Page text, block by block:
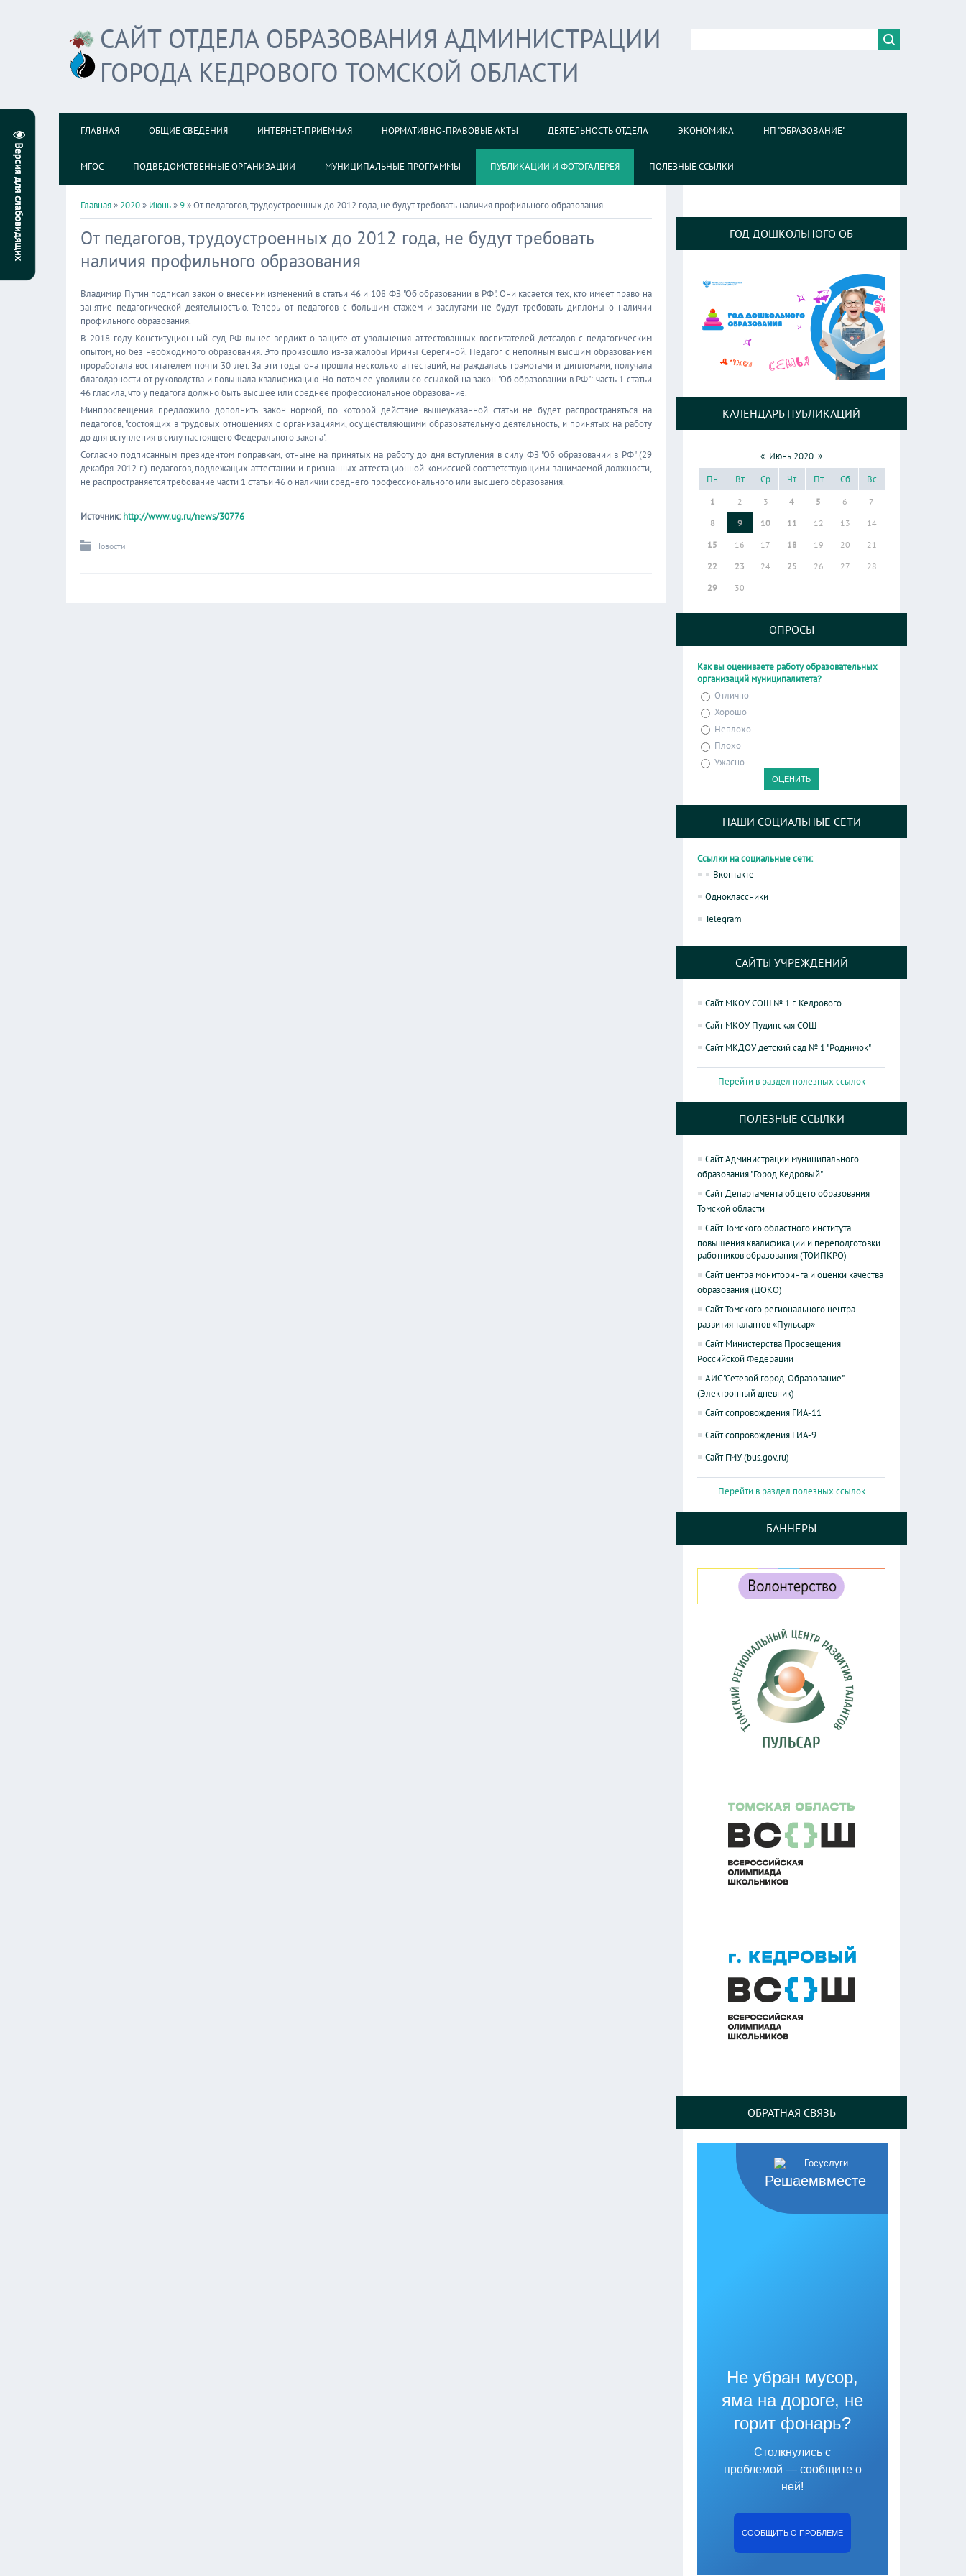
САЙТ ОТДЕЛА ОБРАЗОВАНИЯ АДМИНИСТРАЦИИ
ГОРОДА КЕДРОВОГО ТОМСКОЙ ОБЛАСТИ
ГЛАВНАЯ ОБЩИЕ СВЕДЕНИЯ ИНТЕРНЕТ-ПРИЁМНАЯ НОРМАТИВНО-ПРАВОВЫЕ АКТЫ ДЕЯТЕЛЬНОСТЬ ОТДЕЛА ЭКОНОМИКА НП "ОБРАЗОВАНИЕ"
МГОС ПОДВЕДОМСТВЕННЫЕ ОРГАНИЗАЦИИ МУНИЦИПАЛЬНЫЕ ПРОГРАММЫ ПУБЛИКАЦИИ И ФОТОГАЛЕРЕЯ ПОЛЕЗНЫЕ ССЫЛКИ
Главная» 2020» Июнь»9» От педагогов, трудоустроенных до 2012 года, не будут требовать наличия профильного образования
От педагогов, трудоустроенных до 2012 года, не будут требовать
наличия профильного образования
Владимир Путин подписал закон о внесении изменений в статьи 46 и 108 ФЗ "Об образовании в РФ". Они касается тех, кто имеет право на
занятие педагогической деятельностью. Теперь от педагогов с большим стажем и заслугами не будут требовать дипломы о наличии
профильного образования.
В 2018 году Конституционный суд РФ вынес вердикт о защите от увольнения аттестованных воспитателей детсадов с педагогическим
опытом, но без необходимого образования. Это произошло из-за жалобы Ирины Серегиной. Педагог с неполным высшим образованием
проработала воспитателем почти 30 лет. За эти годы она прошла несколько аттестаций, награждалась грамотами и дипломами, получала
благодарности от руководства и повышала квалификацию. Но потом ее уволили со ссылкой на закон "Об образовании в РФ": часть 1 статьи
46 гласила, что у педагога должно быть высшее или среднее профессиональное образование.
Минпросвещения предложило дополнить закон нормой, по которой действие вышеуказанной статьи не будет распространяться на
педагогов, "состоящих в трудовых отношениях с организациями, осуществляющими образовательную деятельность, ‎и принятых на работу
до дня вступления в силу настоящего Федерального закона".
Согласно подписанным президентом поправкам, отныне на принятых на работу до дня вступления в силу ФЗ "Об образовании в РФ" (29
декабря 2012 г.) педагогов, подлежащих аттестации и признанных аттестационной комиссией соответствующими занимаемой должности,
не распространяется требование части 1 статьи 46 о наличии среднего профессионального или высшего образования.
Источник: http://www.ug.ru/news/30776
Новости
ГОД ДОШКОЛЬНОГО ОБ
КАЛЕНДАРЬ ПУБЛИКАЦИЙ
« Июнь 2020 »
Пн
Вт Ср Чт Пт Сб Вс
1 2 3 4 5 6
7
8
9 10 11 12 13
14
15
16 17 18 19 20
21
22
23 24 25 26 27
28
29
30
ОПРОСЫ
Как вы оцениваете работу образовательных
организаций муниципалитета?
Отлично
Хорошо
Неплохо
Плохо
Ужасно
НАШИ СОЦИАЛЬНЫЕ СЕТИ
Ссылки на социальные сети:
Вконтакте
Одноклассники
Telegram
САЙТЫ УЧРЕЖДЕНИЙ
Сайт МКОУ СОШ № 1 г. Кедрового
Сайт МКОУ Пудинская СОШ
Сайт МКДОУ детский сад № 1 "Родничок"
Перейти в раздел полезных ссылок
ПОЛЕЗНЫЕ ССЫЛКИ
Сайт Администрации муниципального
образования "Город Кедровый"
Сайт Департамента общего образования
Томской области
Сайт Томского областного института
повышения квалификации и переподготовки
работников образования (ТОИПКРО)
Сайт центра мониторинга и оценки качества
образования (ЦОКО)
Сайт Томского регионального центра
развития талантов «Пульсар»
Сайт Министерства Просвещения
Российской Федерации
АИС "Сетевой город. Образование"
(Электронный дневник)
Сайт сопровождения ГИА-11
Сайт сопровождения ГИА-9
Сайт ГМУ (bus.gov.ru)
Перейти в раздел полезных ссылок
БАННЕРЫ
ОБРАТНАЯ СВЯЗЬ
Решаемвместе
Не убран мусор,
яма на дороге, не
горит фонарь?
Столкнулись с
проблемой — сообщите о
ней!
СООБЩИТЬ О ПРОБЛЕМЕ